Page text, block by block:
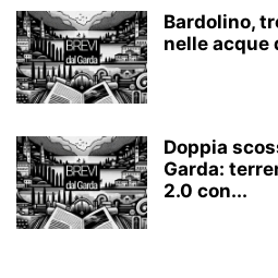
Bardolino,
nelle acque
Doppia
Garda:
2.0 con...